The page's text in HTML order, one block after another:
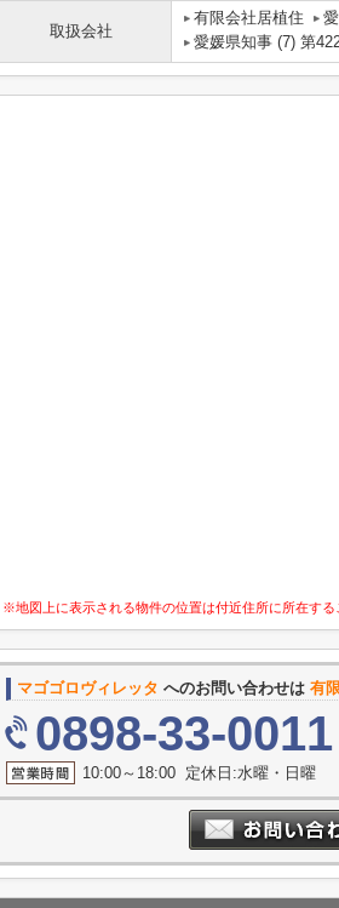
取扱会社
有限会社居植住
愛媛県知事 (7) 第
※地図上に表示される物件の位置は付近住所に所在す
マゴゴロヴィレッタ へのお問い合わせは 有
0898-33-0011
10:00～18:00 定休日:水曜・日曜